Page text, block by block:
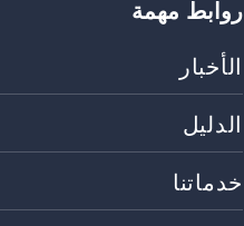
روابط مهمة
الأخبار
الدليل
خدماتنا